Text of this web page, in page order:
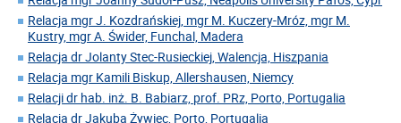
Relacja mgr J. Kozdrańskiej, mgr M. Kuczery-Mróz, mgr M.
Kustry, mgr A. Świder, Funchal, Madera
Relacja dr Jolanty Stec-Rusieckiej, Walencja, Hiszpania
Relacja mgr Kamili Biskup, Allershausen, Niemcy
Relacji dr hab. inż. B. Babiarz, prof. PRz, Porto, Portugalia
Relacja dr Jakuba Żywiec, Porto, Portugalia